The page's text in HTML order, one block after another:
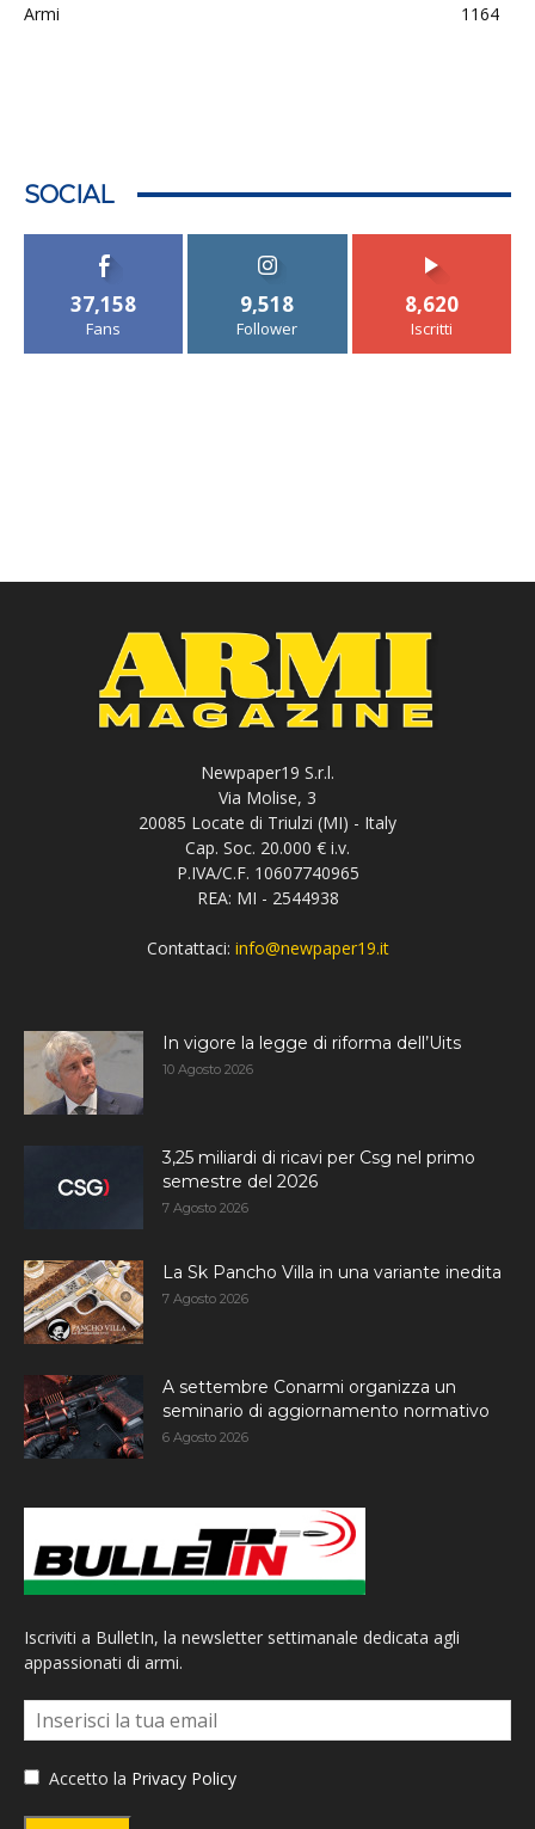
Armi
1164
SOCIAL
37,158
Fans
9,518
Follower
8,620
Iscritti
Newpaper19 S.r.l.
Via Molise, 3
20085 Locate di Triulzi (MI) - Italy
Cap. Soc. 20.000 € i.v.
P.IVA/C.F. 10607740965
REA: MI - 2544938
Contattaci: info@newpaper19.it
In vigore la legge di riforma dell’Uits
10 Agosto 2026
3,25 miliardi di ricavi per Csg nel primo
semestre del 2026
7 Agosto 2026
La Sk Pancho Villa in una variante inedita
7 Agosto 2026
A settembre Conarmi organizza un
seminario di aggiornamento normativo
6 Agosto 2026
Iscriviti a BulletIn, la newsletter settimanale dedicata agli
appassionati di armi.
Accetto la Privacy Policy